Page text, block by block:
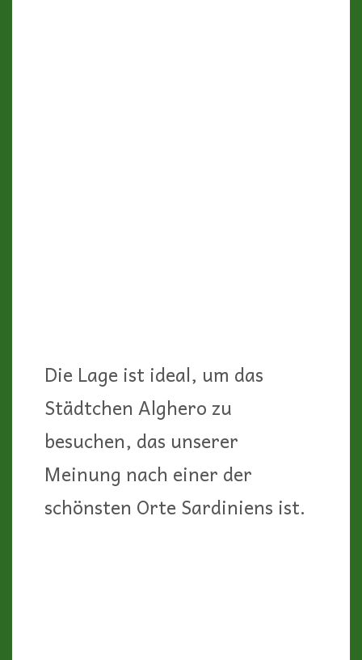
Die Lage ist ideal, um das
Städtchen Alghero zu
besuchen, das unserer
Meinung nach einer der
schönsten Orte Sardiniens ist.